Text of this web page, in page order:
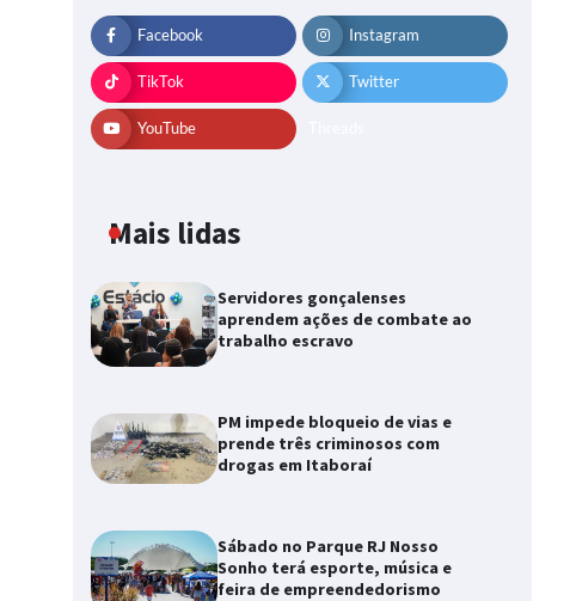
Facebook Instagram
TikTok Twitter
YouTube
Mais lidas
Servidores gonçalenses
aprendem ações de combate ao
trabalho escravo
PM impede bloqueio de vias e
prende três criminosos com
drogas em Itaboraí
Sábado no Parque RJ Nosso
Sonho terá esporte, música e
feira de empreendedorismo